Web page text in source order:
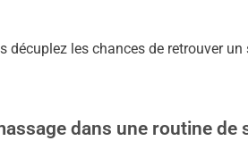
les chances de retrouver un
dans une routine de